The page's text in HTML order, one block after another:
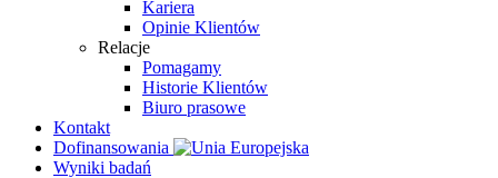
Kariera
Opinie Klientów
Relacje
Pomagamy
Historie Klientów
Biuro prasowe
Kontakt
Dofinansowania
Wyniki badań